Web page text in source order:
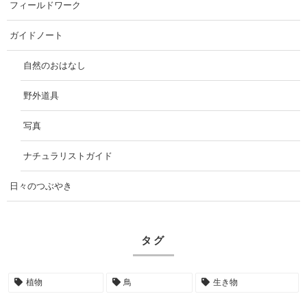
フィールドワーク
ガイドノート
自然のおはなし
野外道具
写真
ナチュラリストガイド
日々のつぶやき
タグ
植物 鳥 生き物